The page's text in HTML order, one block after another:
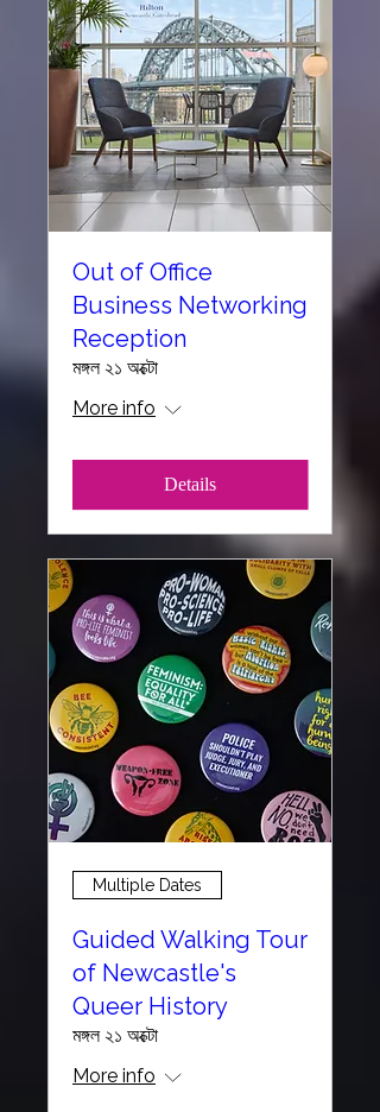
Out of Office
Business Networking
Reception
মঙ্গল ২১ অক্টো
More info
Details
Multiple Dates
Guided Walking Tour
of Newcastle's
Queer History
মঙ্গল ২১ অক্টো
More info